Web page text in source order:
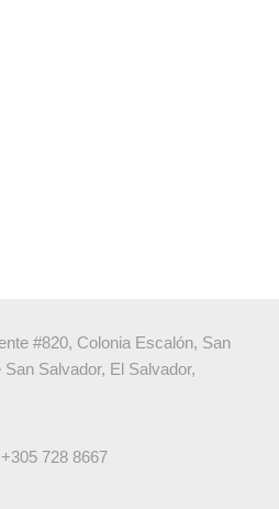
#820, Colonia Escalón, San
Salvador, El Salvador,
728 8667